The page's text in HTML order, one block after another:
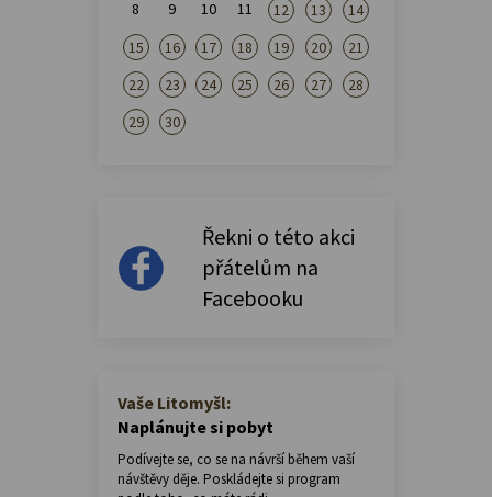
8 9 10 11 12 13
14
15
16 17 18 19 20
21
22
23 24 25 26 27
28
29
30
Řekni o této akci
přátelům na
Facebooku
Vaše Litomyšl:
Naplánujte si pobyt
Podívejte se, co se na návrší během vaší
návštěvy děje. Poskládejte si program